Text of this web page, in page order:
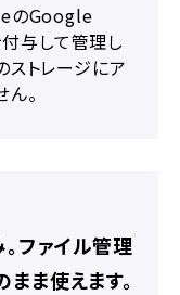
のGoogle
与して管理し
ストレージにア
。
ファイル管理
ま使えます。